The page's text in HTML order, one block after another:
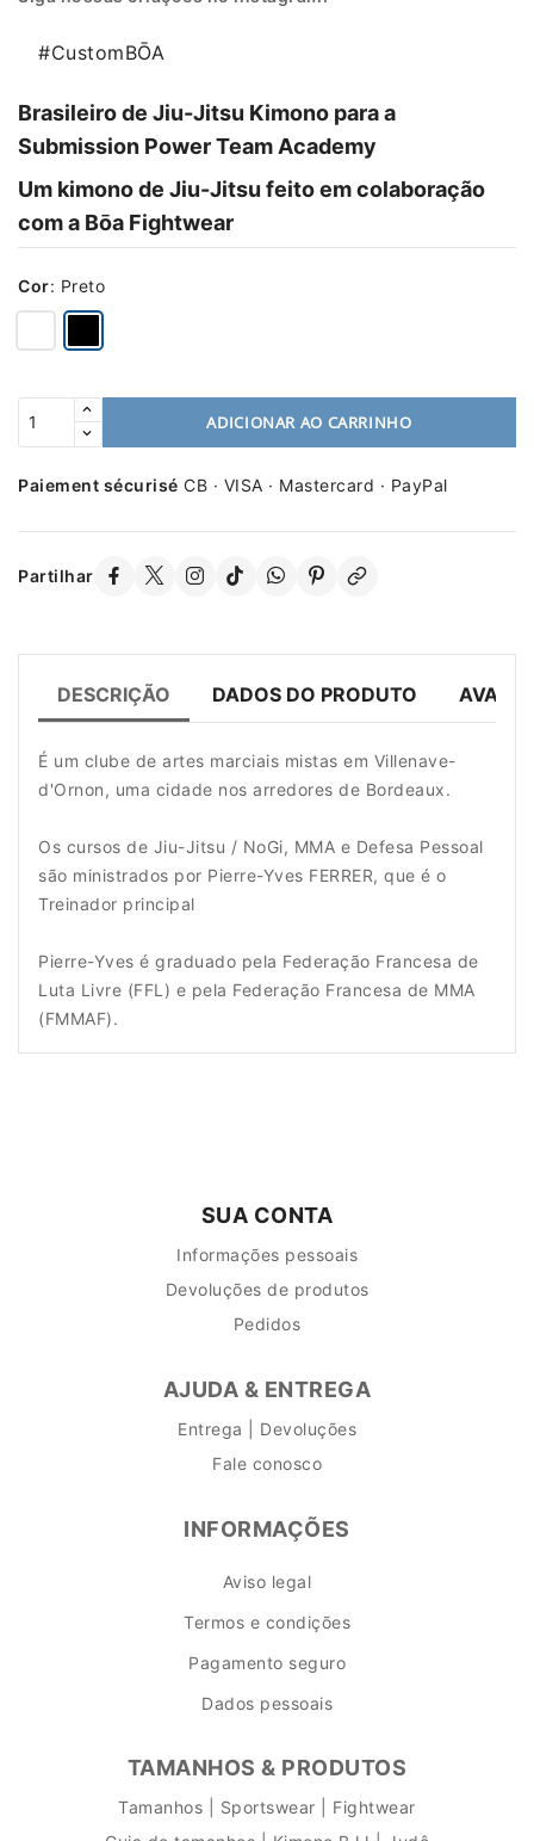
#CustomBŌA
Brasileiro de Jiu-Jitsu Kimono para a
Submission Power Team Academy
Um kimono de Jiu-Jitsu feito em colaboração
com a Bōa Fightwear
Cor: Preto
ADICIONAR AO CARRINHO
Paiement sécurisé CB · VISA · Mastercard · PayPal
Partilhar
DESCRIÇÃO DADOS DO PRODUTO
É um clube de artes marciais mistas em Villenave-
d'Ornon, uma cidade nos arredores de Bordeaux.
Os cursos de Jiu-Jitsu / NoGi, MMA e Defesa Pessoal
são ministrados por Pierre-Yves FERRER, que é o
Treinador principal
Pierre-Yves é graduado pela Federação Francesa de
Luta Livre (FFL) e pela Federação Francesa de MMA
(FMMAF).
SUA CONTA
Informações pessoais
Devoluções de produtos
Pedidos
AJUDA & ENTREGA
Entrega | Devoluções
Fale conosco
INFORMAÇÕES
Aviso legal
Termos e condições
Pagamento seguro
Dados pessoais
TAMANHOS & PRODUTOS
Tamanhos | Sportswear | Fightwear